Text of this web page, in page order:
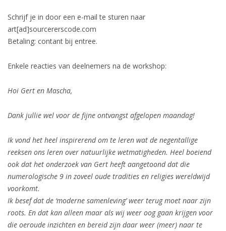
Schrijf je in door een e-mail te sturen naar
art[ad]sourcererscode.com
Betaling: contant bij entree.
Enkele reacties van deelnemers na de workshop:
Hoi Gert en Mascha,
Dank jullie wel voor de fijne ontvangst afgelopen maandag!
Ik vond het heel inspirerend om te leren wat de negentallige
reeksen ons leren over natuurlijke wetmatigheden. Heel boeiend
ook dat het onderzoek van Gert heeft aangetoond dat die
numerologische 9 in zoveel oude tradities en religies wereldwijd
voorkomt.
Ik besef dat de ‘moderne samenleving’ weer terug moet naar zijn
roots. En dat kan alleen maar als wij weer oog gaan krijgen voor
die oeroude inzichten en bereid zijn daar weer (meer) naar te